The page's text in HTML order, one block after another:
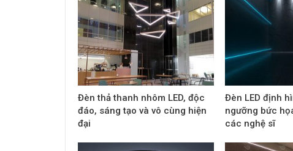
Đèn thả thanh nhôm LED, độc
đáo, sáng tạo và vô cùng hiện
đại
Đèn LED định
ngưỡng bức
các nghệ sĩ